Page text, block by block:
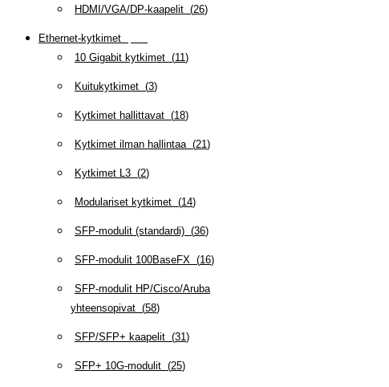
HDMI/VGA/DP-kaapelit (26)
Ethernet-kytkimet
10 Gigabit kytkimet (11)
Kuitukytkimet (3)
Kytkimet hallittavat (18)
Kytkimet ilman hallintaa (21)
Kytkimet L3 (2)
Modulariset kytkimet (14)
SFP-modulit (standardi) (36)
SFP-modulit 100BaseFX (16)
SFP-modulit HP/Cisco/Aruba
yhteensopivat (58)
SFP/SFP+ kaapelit (31)
SFP+ 10G-modulit (25)